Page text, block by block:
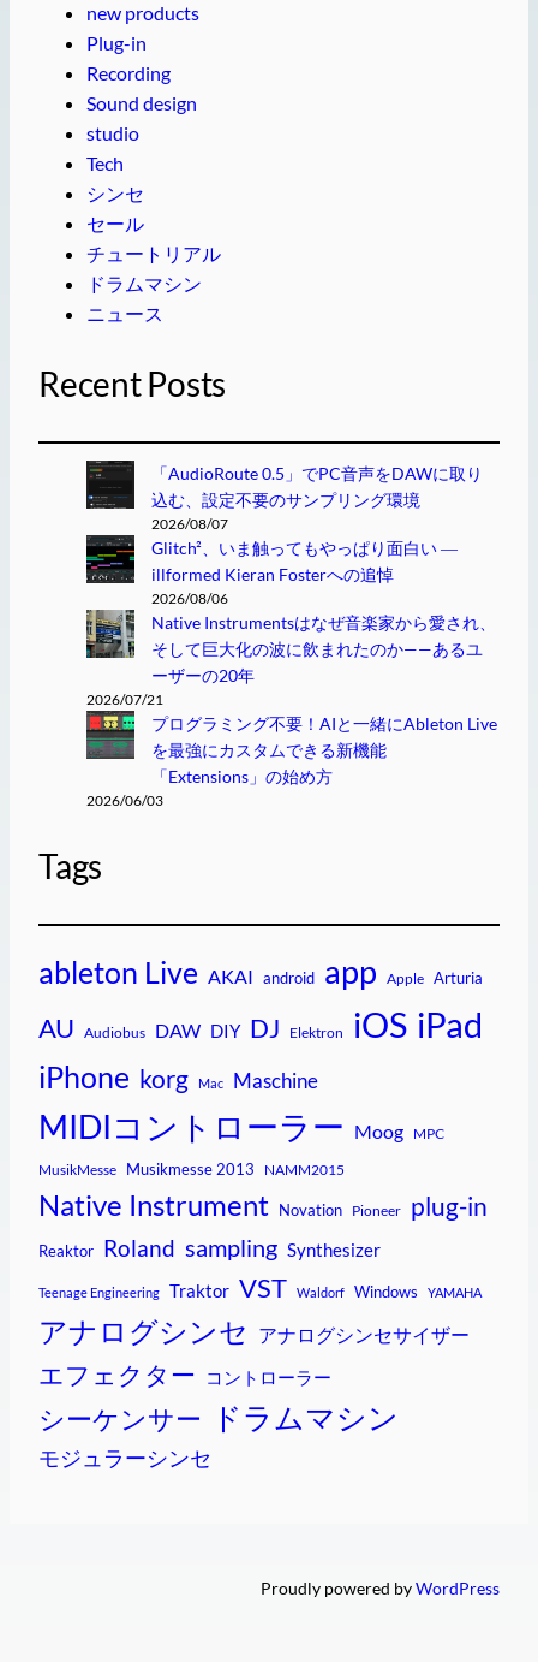
new products
Plug-in
Recording
Sound design
studio
Tech
シンセ
セール
チュートリアル
ドラムマシン
ニュース
Recent Posts
「AudioRoute 0.5」でPC音声をDAWに取り
込む、設定不要のサンプリング環境
2026/08/07
Glitch²、いま触ってもやっぱり面白い ―
illformed Kieran Fosterへの追悼
2026/08/06
Native Instrumentsはなぜ音楽家から愛され、
そして巨大化の波に飲まれたのか——あるユ
ーザーの20年
2026/07/21
プログラミング不要！AIと一緒にAbleton Live
を最強にカスタムできる新機能
「Extensions」の始め方
2026/06/03
Tags
ableton Live AKAI android app Apple Arturia
AU Audiobus DAW DIY DJ Elektron iOS iPad
iPhone korg Mac Maschine
MIDIコントローラー Moog MPC
MusikMesse Musikmesse 2013 NAMM2015
Native Instrument Novation Pioneer plug-in
Reaktor Roland sampling Synthesizer
Teenage Engineering Traktor VST Waldorf Windows YAMAHA
アナログシンセ アナログシンセサイザー
エフェクター コントローラー
シーケンサー ドラムマシン
モジュラーシンセ
Proudly powered byWordPress